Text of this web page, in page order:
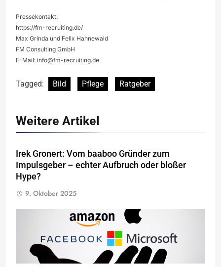
Pressekontakt:
https://fm-recruiting.de/
Max Grinda und Felix Hahnewald
FM Consulting GmbH
E-Mail: info@fm-recruiting.de
Tagged: Bild Pflege Ratgeber
Weitere Artikel
Irek Gronert: Vom baaboo Gründer zum
Impulsgeber – echter Aufbruch oder bloßer
Hype?
9. Oktober 2025